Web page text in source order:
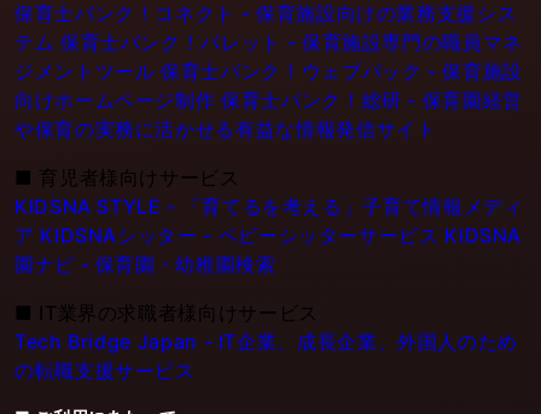
保育士バンク！コネクト - 保育施設向けの業務支援シス
テム 保育士バンク！パレット - 保育施設専門の職員マネ
ジメントツール 保育士バンク！ウェブパック - 保育施設
向けホームページ制作 保育士バンク！総研 - 保育園経営
や保育の実務に活かせる有益な情報発信サイト
■ 育児者様向けサービス
KIDSNA STYLE - 「育てるを考える」子育て情報メディ
ア KIDSNAシッター - ベビーシッターサービス KIDSNA
園ナビ - 保育園・幼稚園検索
■ IT業界の求職者様向けサービス
Tech Bridge Japan - IT企業、成長企業、外国人のため
の転職支援サービス